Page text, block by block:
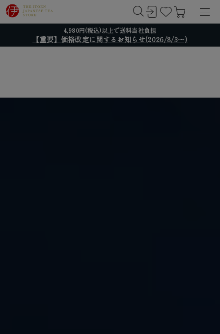
4,980円(税込)以上で送料当社負担
【重要】価格改定に関するお知らせ(2026/8/3～)